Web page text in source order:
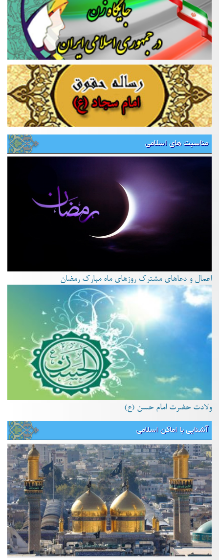
مناسبت های اسلامی
اعمال و دعاهای مشترک روزهای ماه مبارک رمضان
ولادت حضرت امام حسن (ع)
آشنایی با اماکن اسلامی